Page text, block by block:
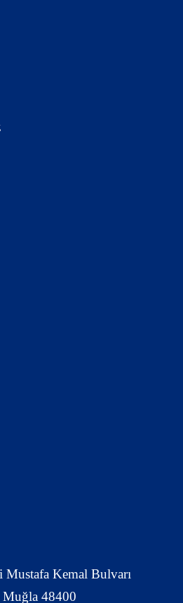
Mustafa Kemal Bulvarı
48400